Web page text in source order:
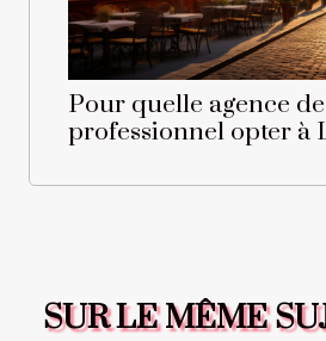
Pour quelle agence
professionnel opter à
SUR LE MÊME